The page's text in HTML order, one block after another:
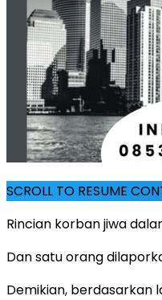
SCROLL TO RESUME
Rincian korban jiwa
Dan satu orang
Demikian, berdasarkan